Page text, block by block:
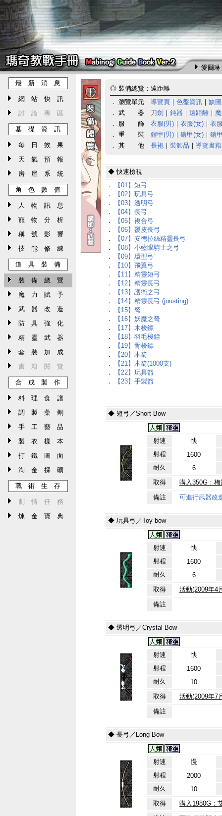
愛爾
最 新 消 息
網 站 快 訊
討 論 專 區
基 礎 資 訊
每 日 效 果
天 氣 預 報
房 屋 系 統
角 色 數 值
人 物 訊 息
寵 物 分 析
稱 號 影 響
技 能 修 練
道 具 裝 備
裝 備 總 覽
魔 力 賦 予
武 器 改 造
防 具 強 化
精 靈 武 器
套 裝 加 成
書 籍 閱 覽
合 成 製 作
料 理 食 譜
調 製 藥 劑
手 工 藝 品
製 衣 樣 本
打 鐵 圖 面
淘 金 採 礦
戰 術 生 存
劇 情 任 務
煉 金 寶 典
◎ 裝備總覽：遠距離
． 瀏覽單元 導覽頁 ｜ 色盤資訊 ｜ 缺
． 武 器 刀劍 ｜ 鈍器 ｜ 遠距離 ｜
． 服 飾 衣服(男) ｜ 衣服(女) ｜ 衣
． 重 裝 鎧甲(男) ｜ 鎧甲(女) ｜ 鎧
． 其 他 長袍 ｜ 裝飾品 ｜ 導覽書籍
◆ 快速檢視
．
【01】短弓
．
【02】玩具弓
．
【03】透明弓
．
【04】長弓
．
【05】複合弓
．
【06】覆皮長弓
．
【07】安德拉絲精靈長弓
．
【08】小藍眼騎士之弓
．
【09】環型弓
．
【10】飛翼弓
．
【11】精靈短弓
．
【12】精靈長弓
．
【13】護衛之弓
．
【14】精靈長弓 (jousting)
．
【15】弩
．
【16】妖魔之弩
．
【17】木梭鏢
．
【18】羽毛梭鏢
．
【19】骨梭鏢
．
【20】木箭
．
【21】木箭(1000支)
．
【22】玩具箭
．
【23】手製箭
◆ 短弓／Short Bow
射速
快
射程
1600
耐久
6
取得
購入350G：梅
備註
可進行武器改
◆ 玩具弓／Toy bow
射速
快
射程
1600
耐久
6
取得
活動(2009年4
備註
◆ 透明弓／Crystal Bow
射速
快
射程
1600
耐久
10
取得
活動(2009年7
備註
◆ 長弓／Long Bow
射速
慢
射程
2000
耐久
10
取得
購入1980G：